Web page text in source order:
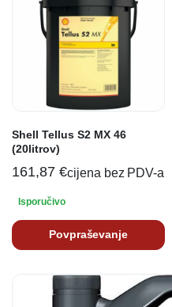
Shell Tellus S2 MX 46
(20litrov)
161,87 €cijena bez PDV-a
Isporučivo
Povpraševanje